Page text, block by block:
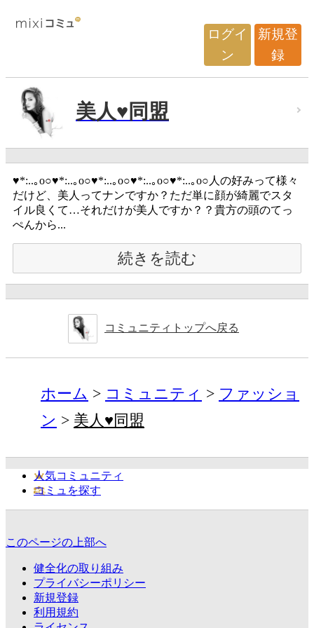
ログイ
ン
新規登
録
美人♥同盟
♥*:..｡o○♥*:..｡o○♥*:..｡o○♥*:..｡o○♥*:..｡o○人の好みって様々
だけど、美人ってナンですか？ただ単に顔が綺麗でスタ
イル良くて…それだけが美人ですか？？貴方の頭のてっ
ぺんから...
続きを読む
コミュニティトップへ戻る
ホーム コミュニティ
ファッショ
ン
美人♥同盟
人気コミュニティ
コミュを探す
このページの上部へ
健全化の取り組み
プライバシーポリシー
新規登録
利用規約